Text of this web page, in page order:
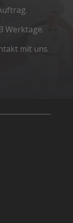
Werktage.
mit uns